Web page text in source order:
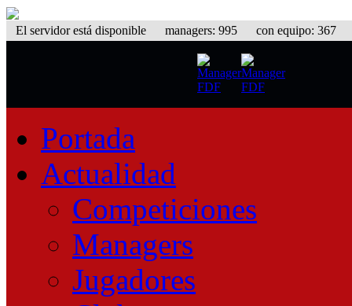
El servidor está disponible managers: 995 con equipo: 367
Portada
Actualidad
Competiciones
Managers
Jugadores